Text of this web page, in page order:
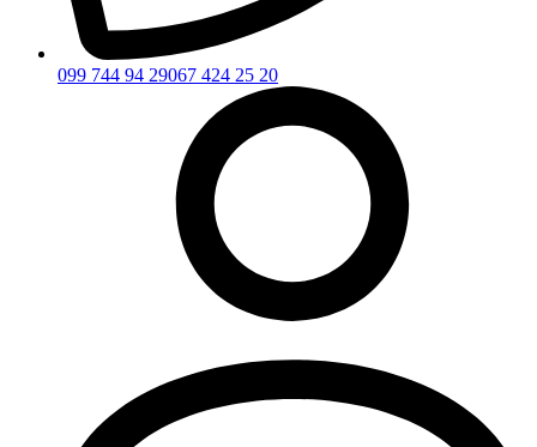
099 744 94 29067 424 25 20